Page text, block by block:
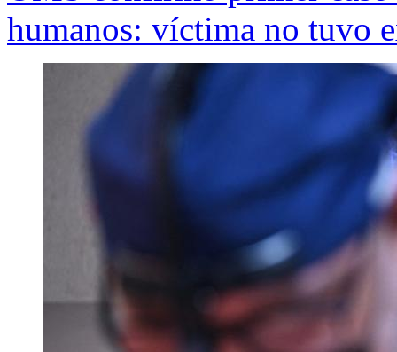
humanos: víctima no tuvo